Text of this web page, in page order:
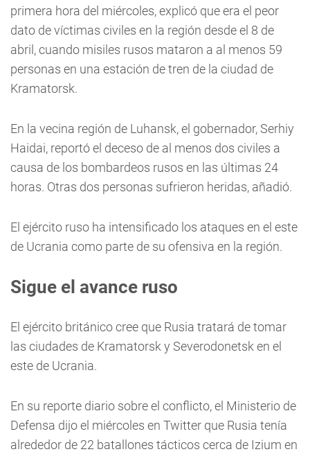
primera hora del miércoles, explicó que era el peor
dato de víctimas civiles en la región desde el 8 de
abril, cuando misiles rusos mataron a al menos 59
personas en una estación de tren de la ciudad de
Kramatorsk.
En la vecina región de Luhansk, el gobernador, Serhiy
Haidai, reportó el deceso de al menos dos civiles a
causa de los bombardeos rusos en las últimas 24
horas. Otras dos personas sufrieron heridas, añadió.
El ejército ruso ha intensificado los ataques en el este
de Ucrania como parte de su ofensiva en la región.
Sigue el avance ruso
El ejército británico cree que Rusia tratará de tomar
las ciudades de Kramatorsk y Severodonetsk en el
este de Ucrania.
En su reporte diario sobre el conflicto, el Ministerio de
Defensa dijo el miércoles en Twitter que Rusia tenía
alrededor de 22 batallones tácticos cerca de Izium en